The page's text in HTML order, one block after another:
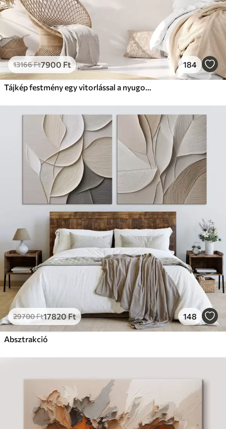
13166Ft7900 Ft 184
Tájkép festmény egy vitorlással a nyugodt tengeren, narancssárga és sárga égbolt, távoli hegyek
29700Ft17820Ft 148
Absztrakció